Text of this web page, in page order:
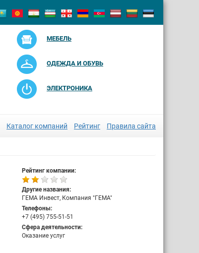
МЕБЕЛЬ
ОДЕЖДА И ОБУВЬ
ЭЛЕКТРОНИКА
Каталог компаний Рейтинг Правила сайта
Рейтинг компании:
Другие названия:
ГЕМА Инвест, Компания "ГЕМА"
Телефоны:
+7 (495) 755-51-51
Сфера деятельности:
Оказание услуг